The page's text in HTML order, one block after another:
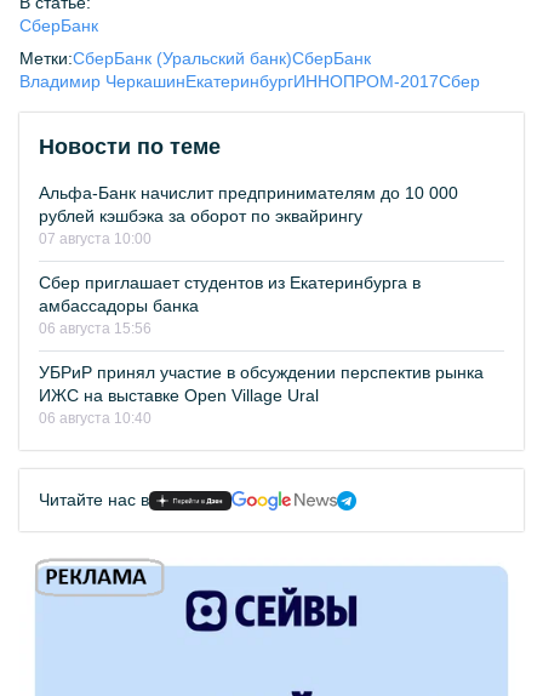
СберБанк
Метки:СберБанк (Уральский банк)СберБанк
Владимир ЧеркашинЕкатеринбургИННОПРОМ-2017Сбер
Новости по теме
Альфа-Банк начислит предпринимателям до 10 000
рублей кэшбэка за оборот по эквайрингу
07 августа 10:00
Сбер приглашает студентов из Екатеринбурга в
амбассадоры банка
06 августа 15:56
УБРиР принял участие в обсуждении перспектив рынка
ИЖС на выставке Open Village Ural
06 августа 10:40
Читайте нас в